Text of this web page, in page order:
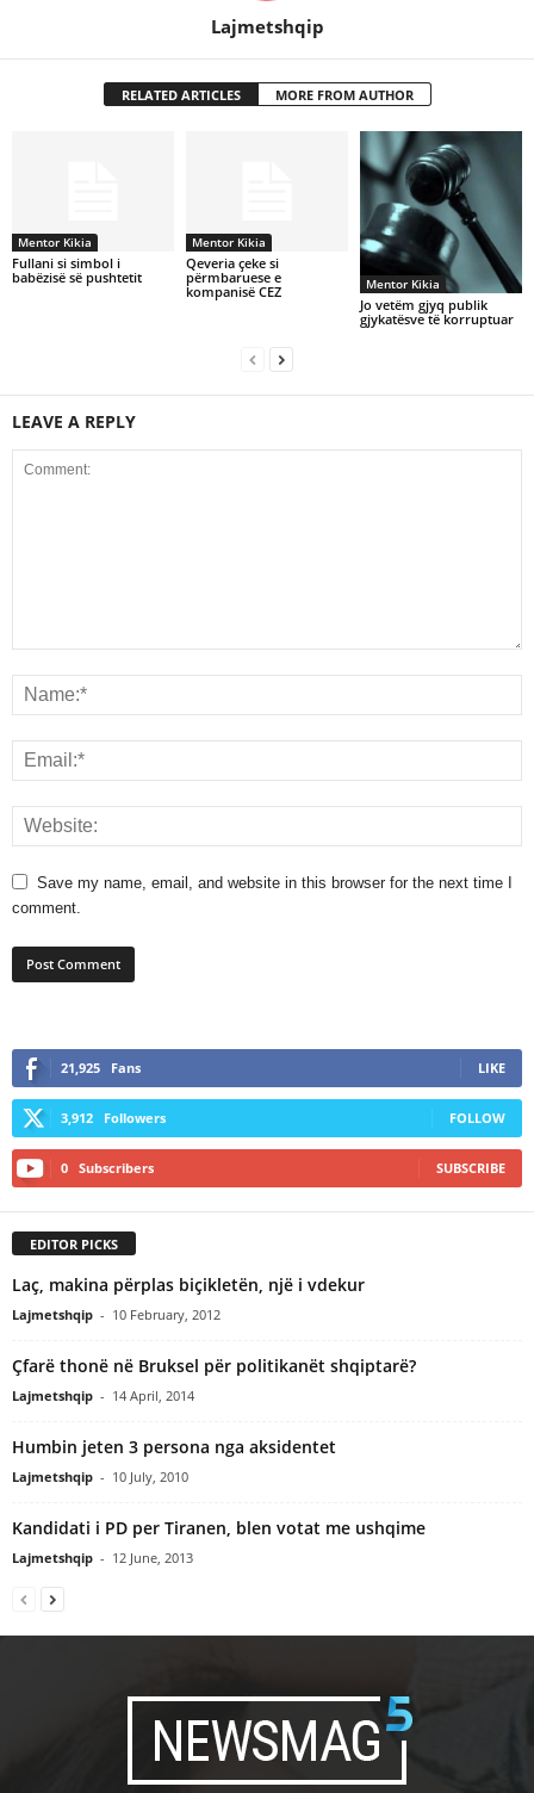
Lajmetshqip
RELATED ARTICLES MORE FROM AUTHOR
Mentor Kikia
Fullani si simbol i
babëzisë së pushtetit
Mentor Kikia
Qeveria çeke si
përmbaruese e
kompanisë CEZ
Mentor Kikia
Jo vetëm gjyq publik
gjykatësve të korruptuar
LEAVE A REPLY
Save my name, email, and website in this browser for the next time I
comment.
21,925 Fans LIKE
3,912 Followers FOLLOW
0 Subscribers SUBSCRIBE
EDITOR PICKS
Laç, makina përplas biçikletën, një i vdekur
Lajmetshqip - 10 February, 2012
Çfarë thonë në Bruksel për politikanët shqiptarë?
Lajmetshqip - 14 April, 2014
Humbin jeten 3 persona nga aksidentet
Lajmetshqip - 10 July, 2010
Kandidati i PD per Tiranen, blen votat me ushqime
Lajmetshqip - 12 June, 2013